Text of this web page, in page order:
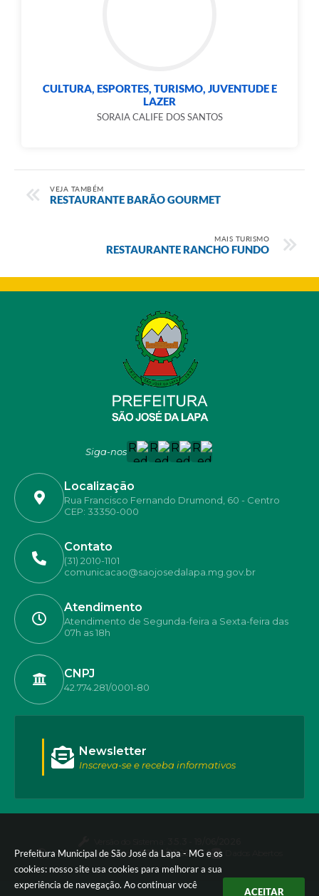
Prefeitura Municipal de São José da Lapa - MG e os
cookies: nosso site usa cookies para melhorar a sua
experiência de navegação. Ao continuar você
ACEITAR
CULTURA, ESPORTES, TURISMO, JUVENTUDE E
LAZER
SORAIA CALIFE DOS SANTOS
VEJA TAMBÉM
RESTAURANTE BARÃO GOURMET
MAIS TURISMO
RESTAURANTE RANCHO FUNDO
Siga-nos
Localização
Rua Francisco Fernando Drumond, 60 - Centro
CEP: 33350-000
Contato
(31) 2010-1101
comunicacao@saojosedalapa.mg.gov.br
Atendimento
Atendimento de Segunda-feira a Sexta-feira das
07h as 18h
CNPJ
42.774.281/0001-80
Newsletter
Inscreva-se e receba informativos
Portal atualizado em:07/08/2026 17:50